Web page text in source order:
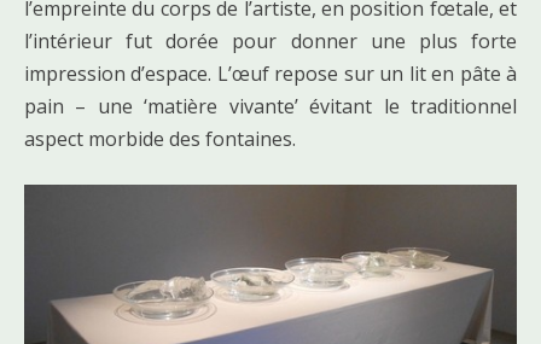
l’empreinte du corps de l’artiste, en position fœtale, et
l’intérieur fut dorée pour donner une plus forte
impression d’espace. L’œuf repose sur un lit en pâte à
pain – une ‘matière vivante’ évitant le traditionnel
aspect morbide des fontaines.